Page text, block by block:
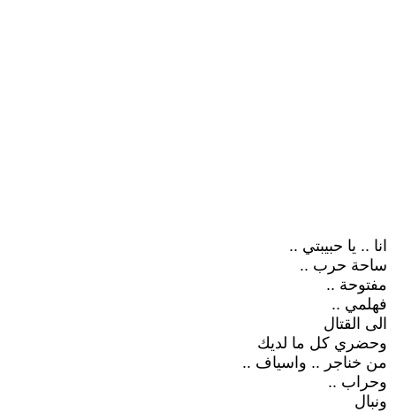
انا .. يا حبيبتي ..
ساحة حرب ..
مفتوحة ..
فهلمي ..
الى القتال
وحضري كل ما لديك
من خناجر .. واسياف ..
وحراب ..
ونبال